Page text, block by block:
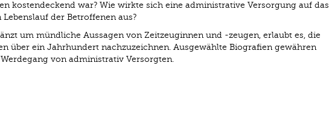
kostendeckend war? Wie wirkte sich eine administrative Versorgung auf das
der Betroffenen aus?
um mündliche Aussagen von Zeitzeuginnen und -zeugen, erlaubt es, die
über ein Jahrhundert nachzuzeichnen. Ausgewählte Biografien gewähren
von administrativ Versorgten.